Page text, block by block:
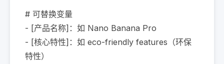
# 可替换变量
- [产品名称]：如 Nano Banana Pro
- [核心特性]：如 eco-friendly features（环保
特性）